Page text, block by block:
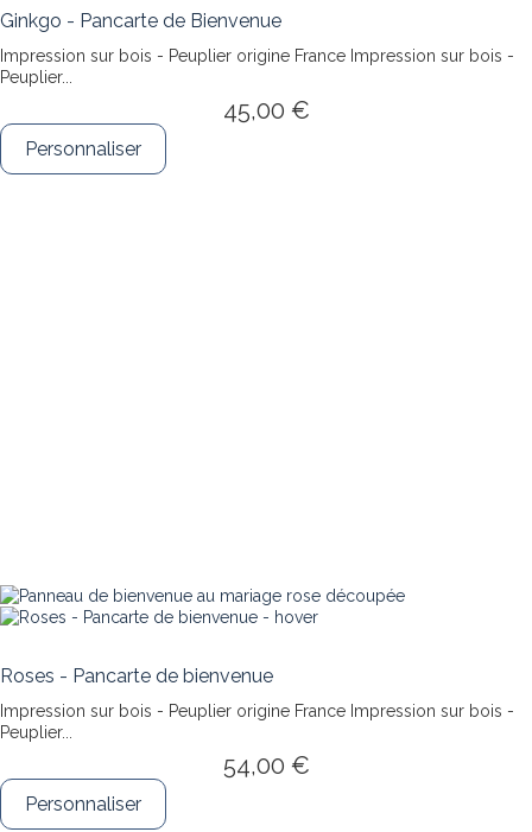
Ginkgo - Pancarte de Bienvenue
Impression sur bois - Peuplier origine France Impression sur bois -
Peuplier...
45,00 €
Personnaliser
Roses - Pancarte de bienvenue
Impression sur bois - Peuplier origine France Impression sur bois -
Peuplier...
54,00 €
Personnaliser